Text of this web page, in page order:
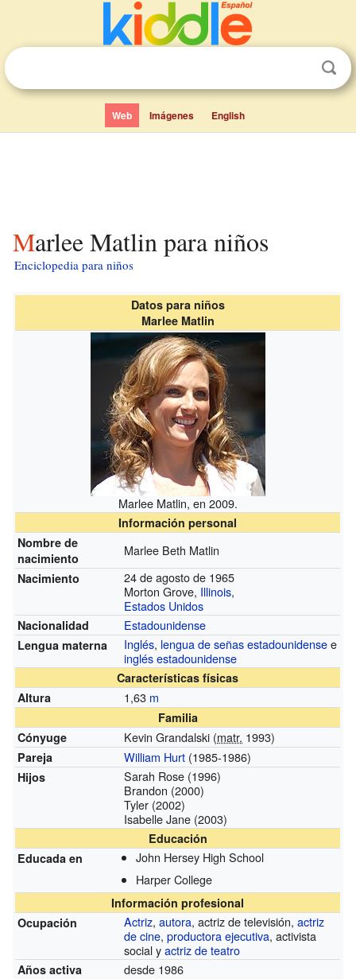
Web Imágenes English
Marlee Matlin para niños
Enciclopedia para niños
Datos para niños
Marlee Matlin
Marlee Matlin, en 2009.
Información personal
Nombre de
nacimiento
Marlee Beth Matlin
Nacimiento
24 de agosto de 1965
Morton Grove, Illinois,
Estados Unidos
Nacionalidad Estadounidense
Lengua materna Inglés, lengua de señas estadounidensee
inglés estadounidense
Características físicas
Altura
1,63 m
Familia
Cónyuge
Kevin Grandalski (matr. 1993)
Pareja William Hurt (1985-1986)
Hijos
Sarah Rose (1996)
Brandon (2000)
Tyler (2002)
Isabelle Jane (2003)
Educación
Educada en
John Hersey High School
Harper College
Información profesional
Ocupación
Actriz,autora, actriz de televisión,actriz
de cine,productora ejecutiva, activista
social yactriz de teatro
Años activa desde 1986